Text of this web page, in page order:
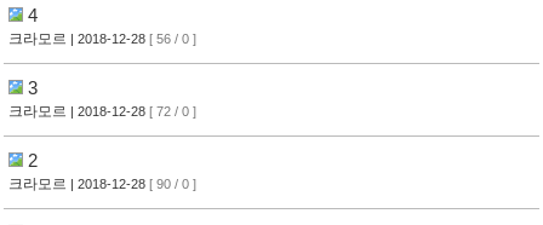
4
크라모르 | 2018-12-28 [ 56 / 0 ]
3
크라모르 | 2018-12-28 [ 72 / 0 ]
2
크라모르 | 2018-12-28 [ 90 / 0 ]